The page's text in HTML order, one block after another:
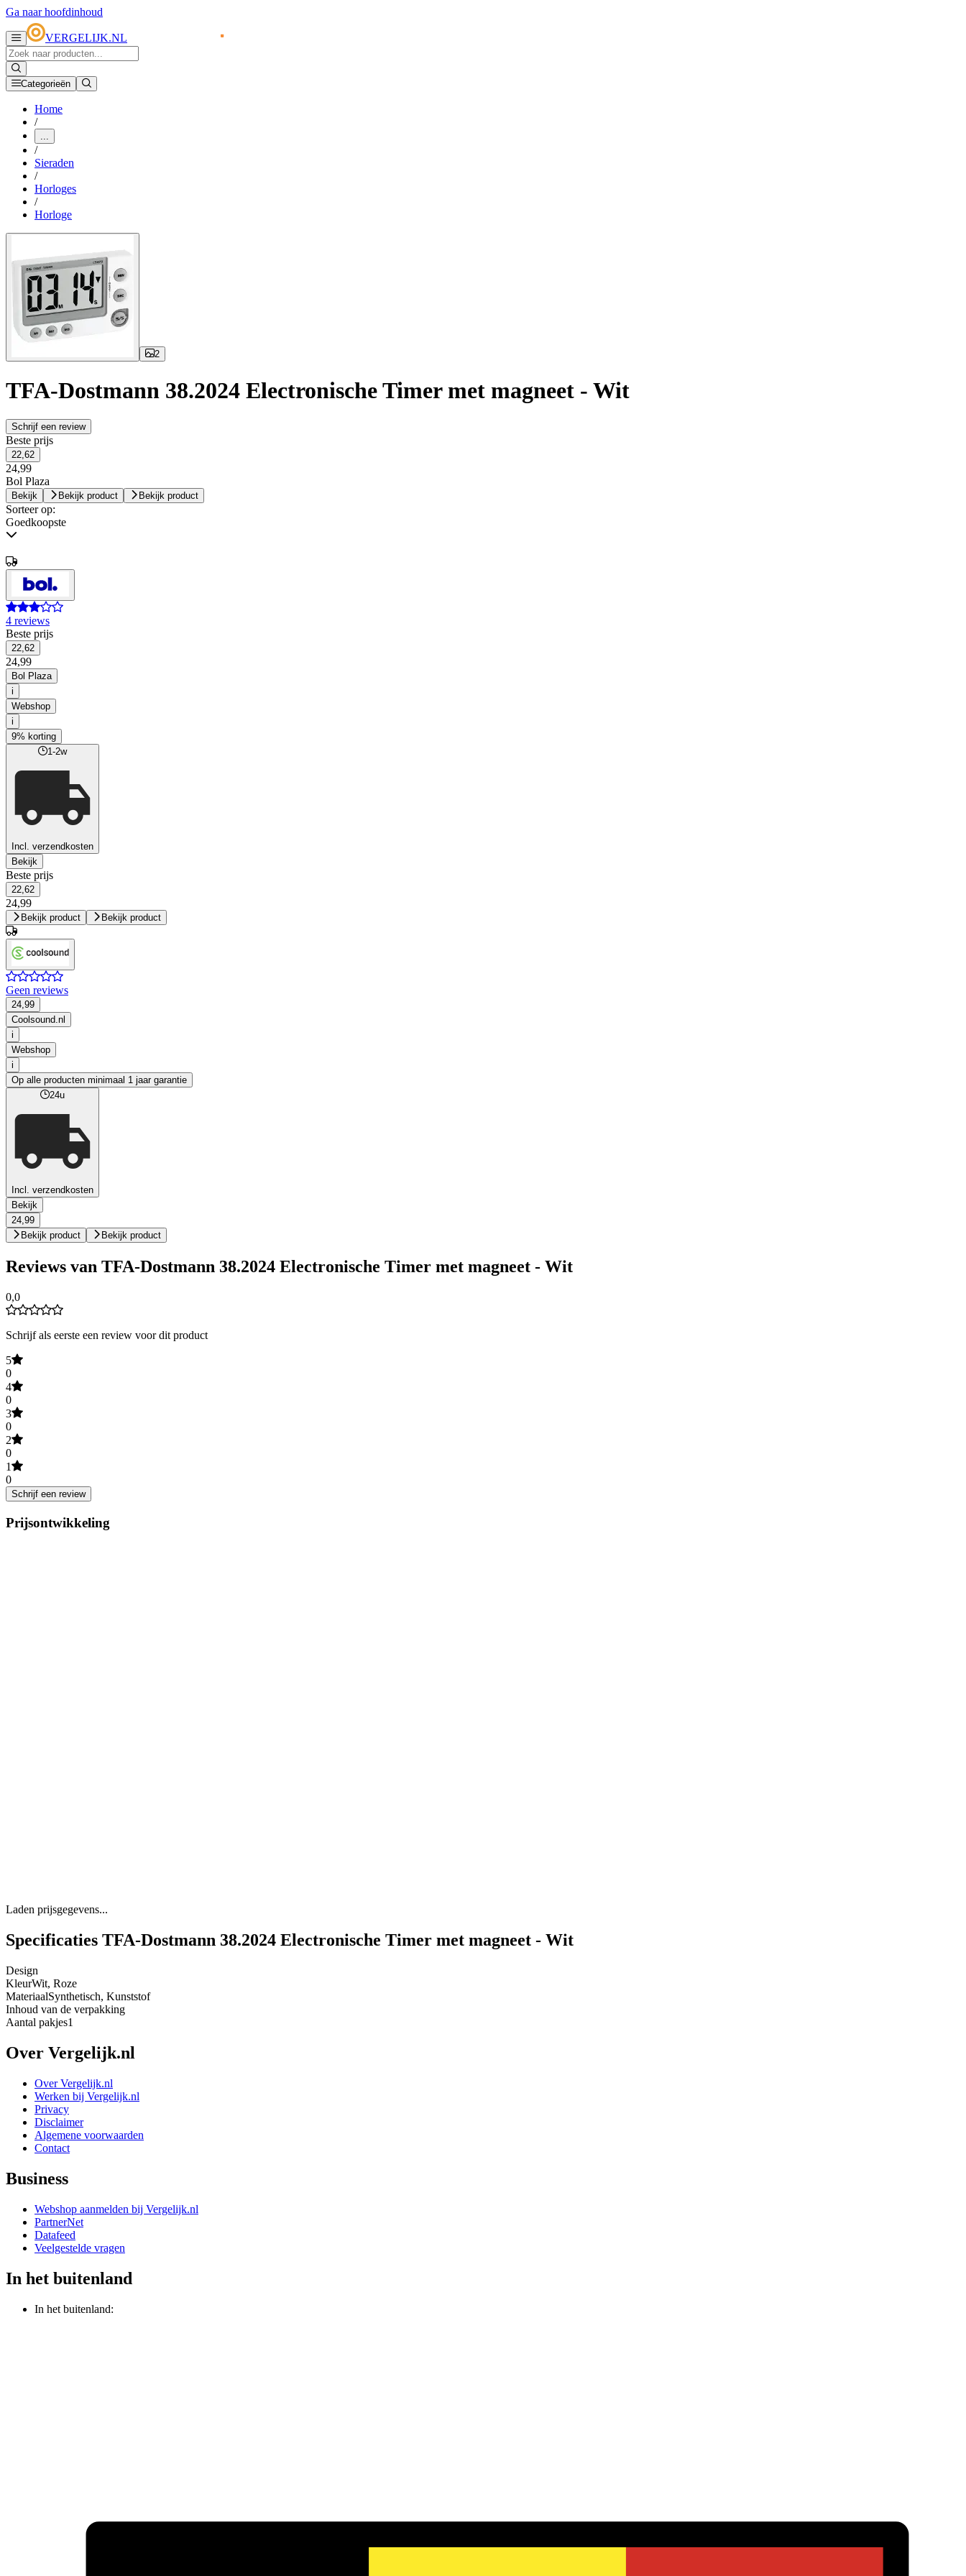
Ga naar hoofdinhoud
VERGELIJK.NL
Categorieën
Home
/
...
/
Sieraden
/
Horloges
/
Horloge
2
TFA-Dostmann 38.2024 Electronische Timer met magneet - Wit
Schrijf een review
Beste prijs
22,62
24,99
Bol Plaza
Bekijk Bekijk product Bekijk product
Sorteer op:
Goedkoopste
4 reviews
Beste prijs
22,62
24,99
Bol Plaza
i
Webshop
i
9% korting
1-2w
Incl. verzendkosten
Bekijk
Beste prijs
22,62
24,99
Bekijk product Bekijk product
Geen reviews
24,99
Coolsound.nl
i
Webshop
i
Op alle producten minimaal 1 jaar garantie
24u
Incl. verzendkosten
Bekijk
24,99
Bekijk product
Bekijk product
Reviews van TFA-Dostmann 38.2024 Electronische Timer met magneet - Wit
0,0
Schrijf als eerste een review voor dit product
5
0
4
0
3
0
2
0
1
0
Schrijf een review
Prijsontwikkeling
Laden prijsgegevens...
Specificaties TFA-Dostmann 38.2024 Electronische Timer met magneet - Wit
Design
KleurWit, Roze
MateriaalSynthetisch, Kunststof
Inhoud van de verpakking
Aantal pakjes1
Over Vergelijk.nl
Over Vergelijk.nl
Werken bij Vergelijk.nl
Privacy
Disclaimer
Algemene voorwaarden
Contact
Business
Webshop aanmelden bij Vergelijk.nl
PartnerNet
Datafeed
Veelgestelde vragen
In het buitenland
In het buitenland: